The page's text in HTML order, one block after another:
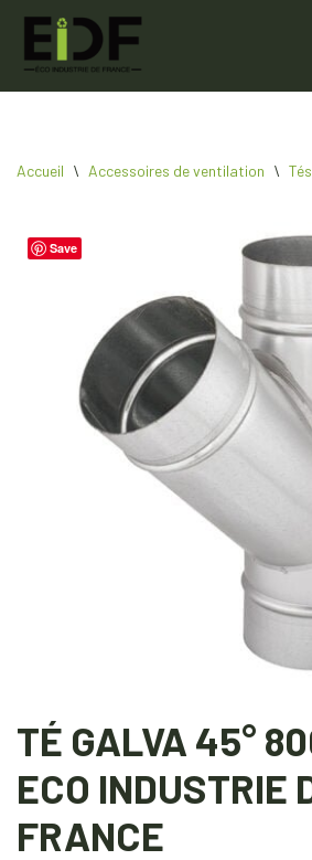
Aller
Accueil \ Accessoires de ventilation \ Tés
Save
TÉ GALVA 45°
ECO INDUSTRIE
FRANCE